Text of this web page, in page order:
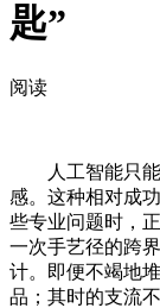
匙”
阅读
人工智能只能
感。这种相对成
些专业问题时，
一次手艺径的跨
计。即便不竭地
品；其时的支流